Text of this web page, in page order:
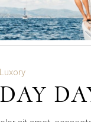
Luxory